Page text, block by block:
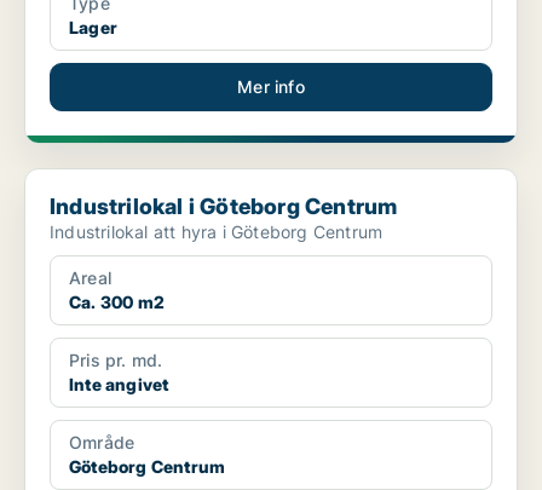
Lager
Mer info
Industrilokal i Göteborg Centrum
Industrilokal i Göteborg Centrum
Industrilokal att hyra i Göteborg Centrum
Areal
Ca. 300 m2
Pris pr. md.
Inte angivet
Område
Göteborg Centrum